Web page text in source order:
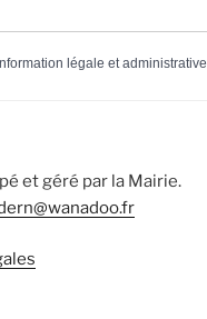
légale et administrative
et géré par la Mairie.